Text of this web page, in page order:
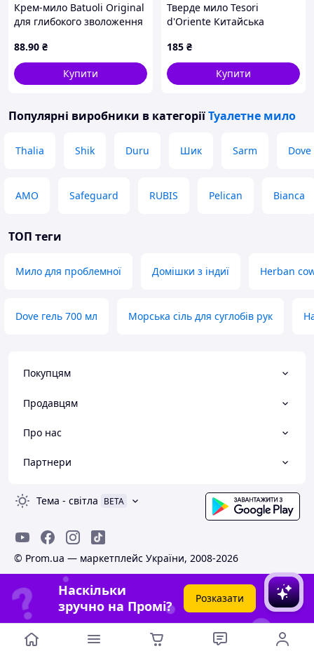
Крем-мило Batuoli Original
для глибокого зволоження
88.90 ₴
Купити
Тверде мило Tesori
d'Oriente Китайська
(8008970055190)
185 ₴
Купити
Популярні виробники в категоріїТуалетне мило
Thalia Shik Duru Шик Sarm Dove
AMO Safeguard RUBIS Pelican Bianca
ТОП теги
Мило для проблемної Домішки з індиї Herban
Dove гель 700 мл Морська сіль для суглобів рук
Покупцям
Продавцям
Про нас
Партнери
Тема - світла BETA
© Prom.ua — маркетплейс України, 2008-2026
Наскільки
зручно на Промі?
Розказати